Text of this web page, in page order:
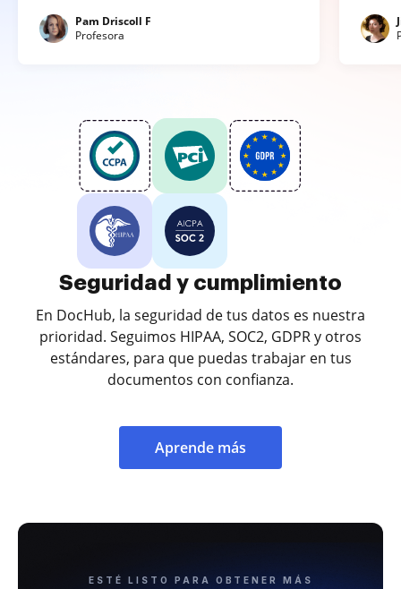
Pam Driscoll F
Profesora
Seguridad y cumplimiento
En DocHub, la seguridad de tus datos es nuestra
prioridad. Seguimos HIPAA, SOC2, GDPR y otros
estándares, para que puedas trabajar en tus
documentos con confianza.
Aprende más
ESTÉ LISTO PARA OBTENER MÁS